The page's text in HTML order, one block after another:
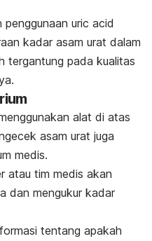
penggunaan uric acid
kadar asam urat dalam
tergantung pada kualitas
alat di atas
asam urat juga
medis.
atau tim medis akan
dan mengukur kadar
tentang apakah